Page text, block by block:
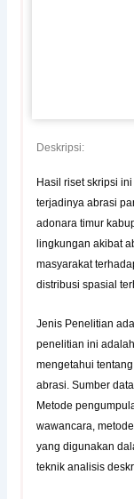
Deskripsi:
Hasil riset skripsi
terjadinya abrasi
adonara timur
lingkungan akibat
masyarakat
distribusi spasial
Jenis Penelitian
penelitian ini
mengetahui
abrasi. Sumber
Metode
wawancara,
yang digunakan
teknik analisis